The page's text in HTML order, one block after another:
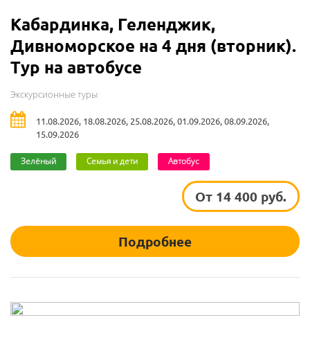
Кабардинка, Геленджик,
Дивноморское на 4 дня (вторник).
Тур на автобусе
Экскурсионные туры
11.08.2026, 18.08.2026, 25.08.2026, 01.09.2026, 08.09.2026,
15.09.2026
Зелёный Семья и дети Автобус
От 14 400 руб.
Подробнее